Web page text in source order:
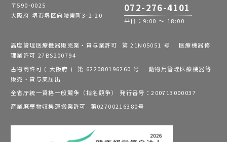
〒590-0025
大阪府 堺市堺区向陵東町3-2-20
072-276-4101
平日：9:00 ～ 18:00
高度管理医療機器販売業・貸与業許可 第 21N05051 号 医療機器修
理業許可 27BS200794
古物商許可 ( 大阪府 ) 第 622080196260 号 動物用管理医療機器等
販売・貸与業届出
全省庁統一資格一般競争（指名競争） 発行番号：200713000037
産業廃棄物収集運搬業許可 第02700216380号